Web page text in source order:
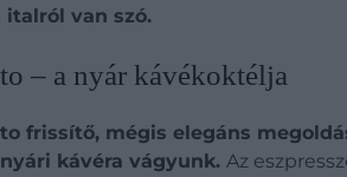
van szó.
– a nyár kávékoktélja
frissítő, mégis elegáns
kávéra vágyunk. Az